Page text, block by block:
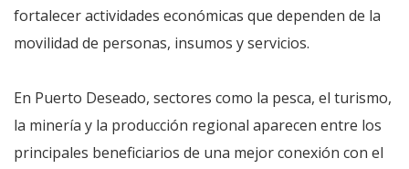
fortalecer actividades económicas que dependen de la
movilidad de personas, insumos y servicios.
En Puerto Deseado, sectores como la pesca, el turismo,
la minería y la producción regional aparecen entre los
principales beneficiarios de una mejor conexión con el